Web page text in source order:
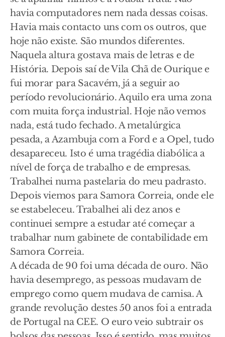
havia computadores nem nada dessas coisas.
Havia mais contacto uns com os outros, que
hoje não existe. São mundos diferentes.
Naquela altura gostava mais de letras e de
História. Depois saí de Vila Chã de Ourique e
fui morar para Sacavém, já a seguir ao
período revolucionário. Aquilo era uma zona
com muita força industrial. Hoje não vemos
nada, está tudo fechado. A metalúrgica
pesada, a Azambuja com a Ford e a Opel, tudo
desapareceu. Isto é uma tragédia diabólica a
nível de força de trabalho e de empresas.
Trabalhei numa pastelaria do meu padrasto.
Depois viemos para Samora Correia, onde ele
se estabeleceu. Trabalhei ali dez anos e
continuei sempre a estudar até começar a
trabalhar num gabinete de contabilidade em
Samora Correia.
A década de 90 foi uma década de ouro. Não
havia desemprego, as pessoas mudavam de
emprego como quem mudava de camisa. A
grande revolução destes 50 anos foi a entrada
de Portugal na CEE. O euro veio subtrair os